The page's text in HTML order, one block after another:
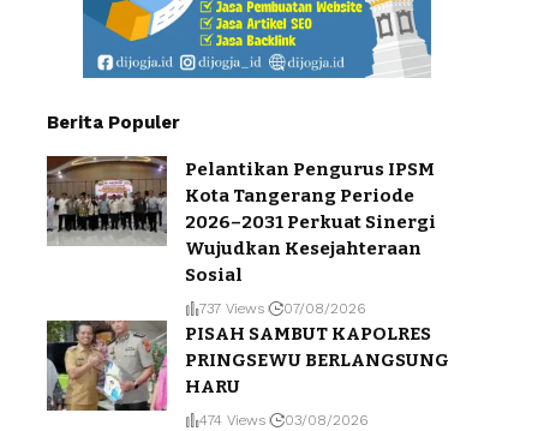
Berita Populer
Pelantikan Pengurus IPSM
Kota Tangerang Periode
2026–2031 Perkuat Sinergi
Wujudkan Kesejahteraan
Sosial
737 Views 07/08/2026
PISAH SAMBUT KAPOLRES
PRINGSEWU BERLANGSUNG
HARU
474 Views 03/08/2026